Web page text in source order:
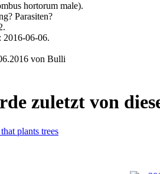
hortorum male).
Parasiten?
2016-06-06.
von Bulli
zuletzt von
plants trees